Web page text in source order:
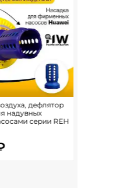
дефлятор
надувных
серии REH